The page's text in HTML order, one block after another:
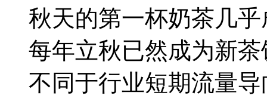
秋天的第一杯奶茶几
每年立秋已然成为新
不同于行业短期流量